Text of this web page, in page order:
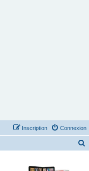
Connexion
Inscription